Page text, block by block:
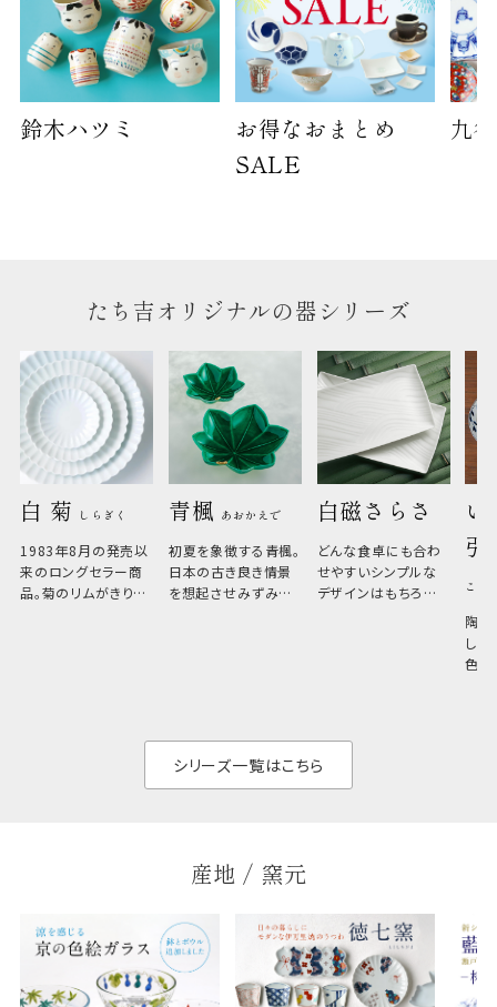
鈴木ハツミ
お得なおまとめ
SALE
九
たち吉オリジナルの器シリーズ
白 菊 しらぎく
1983年8月の発売以
来のロングセラー商
品。菊のリムがきりっ
青楓 あおかえで
初夏を象徴する青楓。
日本の古き良き情景
を想起させみずみず
白磁さらさ
どんな食卓にも合わ
せやすいシンプルな
デザインはもちろん、
い
こひ
陶器
しい
色の
シリーズ一覧はこちら
産地 / 窯元